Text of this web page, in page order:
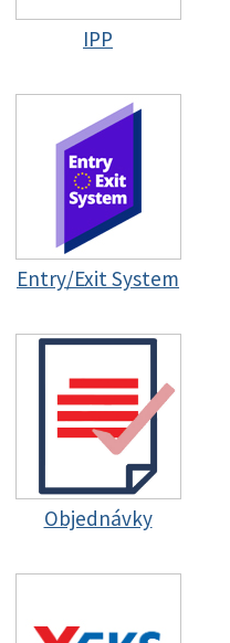
IPP
Entry/Exit System
Objednávky